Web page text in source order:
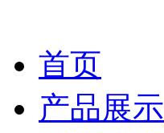
首页
产品展示